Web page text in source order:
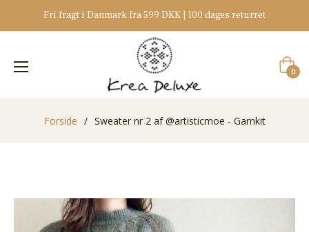
Fri fragt i Danmark fra 599 DKK | 100 dages returret
0
Forside / Sweater nr 2 af @artisticmoe - Garnkit